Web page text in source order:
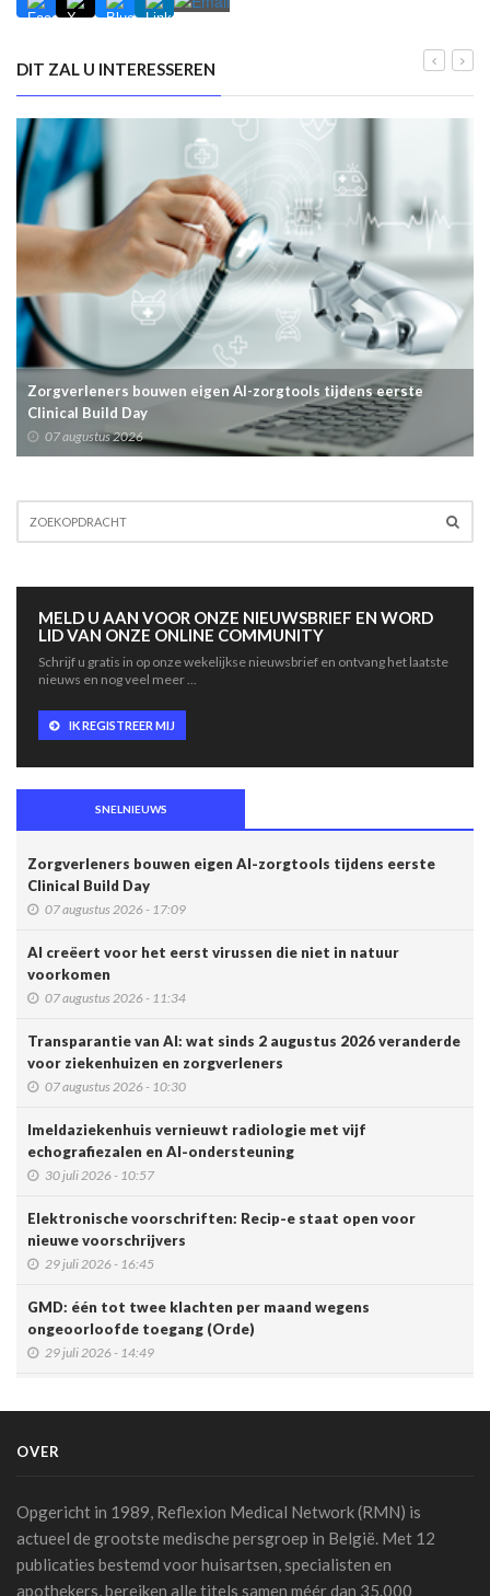
DIT ZAL U INTERESSEREN
Zorgverleners bouwen eigen AI-zorgtools tijdens eerste
Clinical Build Day
07 augustus 2026
MELD U AAN VOOR ONZE NIEUWSBRIEF EN WORD
LID VAN ONZE ONLINE COMMUNITY
Schrijf u gratis in op onze wekelijkse nieuwsbrief en ontvang het laatste
nieuws en nog veel meer ...
IK REGISTREER MIJ
SNELNIEUWS
Zorgverleners bouwen eigen AI-zorgtools tijdens eerste
Clinical Build Day
07 augustus 2026 - 17:09
AI creëert voor het eerst virussen die niet in natuur
voorkomen
07 augustus 2026 - 11:34
Transparantie van AI: wat sinds 2 augustus 2026 veranderde
voor ziekenhuizen en zorgverleners
07 augustus 2026 - 10:30
Imeldaziekenhuis vernieuwt radiologie met vijf
echografiezalen en AI-ondersteuning
30 juli 2026 - 10:57
Elektronische voorschriften: Recip-e staat open voor
nieuwe voorschrijvers
29 juli 2026 - 16:45
GMD: één tot twee klachten per maand wegens
ongeoorloofde toegang (Orde)
29 juli 2026 - 14:49
chatbot voor zijn of haar geestelijke gezondheid
14 juli 2026 - 17:29
Alzheimer: een score voorspelt dementie tien jaar vóór het
OVER
Opgericht in 1989, Reflexion Medical Network (RMN) is
actueel de grootste medische persgroep in België. Met 12
publicaties bestemd voor huisartsen, specialisten en
apothekers, bereiken alle titels samen méér dan 35.000